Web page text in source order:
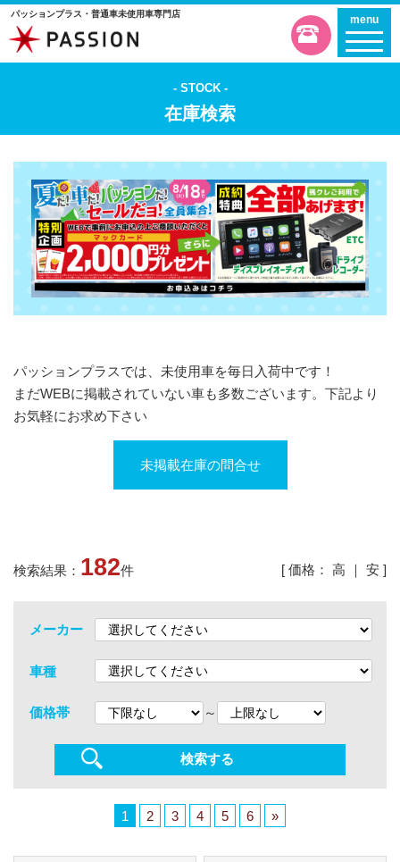
パッションプラス・普通車未使用車専門店 menu
STOCK
在庫検索
パッションプラスでは、未使用車を毎日入荷中です！
まだWEBに掲載されていない車も多数ございます。下記より
お気軽にお求め下さい
未掲載在庫の問合せ
検索結果： 182件 [ 価格： 高 ｜ 安 ]
メーカー
車種
価格帯 ～
1 2 3 4 5 6 »